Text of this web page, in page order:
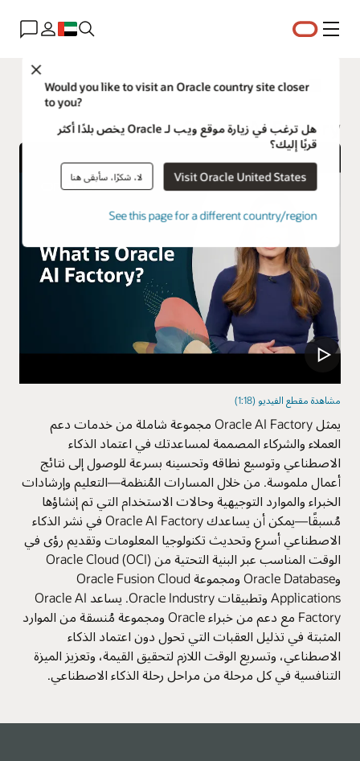
القائمة
Close
Would you like to visit an Oracle country site closer
to you?
هل ترغب في زيارة موقع ويب لـ Oracle يخص بلدًا أكثر
قربًا إليك؟
Visit Oracle United States لا، شكرًا، سأبقى هنا
See this page for a different country/region
Oracle Customer Success Services
Oracle AI Factory
مشاهدة مقطع الفيديو (1:18)
يمثل Oracle AI Factory مجموعة شاملة من خدمات دعم
العملاء والشركاء المصممة لمساعدتك في اعتماد الذكاء
الاصطناعي وتوسيع نطاقه وتحسينه بسرعة للوصول إلى نتائج
أعمال ملموسة. من خلال المسارات المُنظمة—التعليم وإرشادات
الخبراء والموارد التوجيهية وحالات الاستخدام التي تم إنشاؤها
مُسبقًا—يمكن أن يساعدك Oracle AI Factory في نشر الذكاء
الاصطناعي أسرع وتحديث تكنولوجيا المعلومات وتقديم رؤى في
الوقت المناسب عبر البنية التحتية من Oracle Cloud (OCI)
وOracle Database ومجموعة Oracle Fusion Cloud
Applications وتطبيقات Oracle Industry. يساعد Oracle AI
Factory مع دعم من خبراء Oracle ومجموعة مُنسقة من الموارد
المثبتة في تذليل العقبات التي تحول دون اعتماد الذكاء
الاصطناعي، وتسريع الوقت اللازم لتحقيق القيمة، وتعزيز الميزة
التنافسية في كل مرحلة من مراحل رحلة الذكاء الاصطناعي.